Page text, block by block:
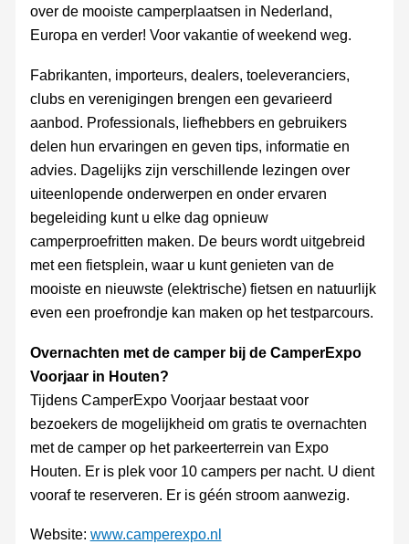
over de mooiste camperplaatsen in Nederland,
Europa en verder! Voor vakantie of weekend weg.
Fabrikanten, importeurs, dealers, toeleveranciers,
clubs en verenigingen brengen een gevarieerd
aanbod. Professionals, liefhebbers en gebruikers
delen hun ervaringen en geven tips, informatie en
advies. Dagelijks zijn verschillende lezingen over
uiteenlopende onderwerpen en onder ervaren
begeleiding kunt u elke dag opnieuw
camperproefritten maken. De beurs wordt uitgebreid
met een fietsplein, waar u kunt genieten van de
mooiste en nieuwste (elektrische) fietsen en natuurlijk
even een proefrondje kan maken op het testparcours.
Overnachten met de camper bij de CamperExpo
Voorjaar in Houten?
Tijdens CamperExpo Voorjaar bestaat voor
bezoekers de mogelijkheid om gratis te overnachten
met de camper op het parkeerterrein van Expo
Houten. Er is plek voor 10 campers per nacht. U dient
vooraf te reserveren. Er is géén stroom aanwezig.
Website: www.camperexpo.nl